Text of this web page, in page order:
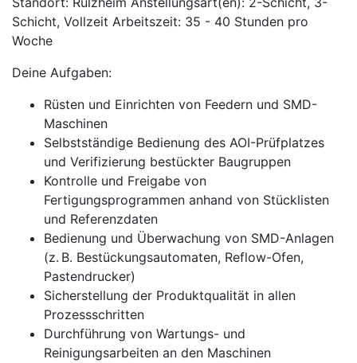
Schicht, Vollzeit Arbeitszeit: 35 - 40 Stunden pro
Woche
Deine Aufgaben:
Rüsten und Einrichten von Feedern und SMD-
Maschinen
Selbstständige Bedienung des AOI-Prüfplatzes
und Verifizierung bestückter Baugruppen
Kontrolle und Freigabe von
Fertigungsprogrammen anhand von Stücklisten
und Referenzdaten
Bedienung und Überwachung von SMD-Anlagen
(z. B. Bestückungsautomaten, Reflow-Ofen,
Pastendrucker)
Sicherstellung der Produktqualität in allen
Prozessschritten
Durchführung von Wartungs- und
Reinigungsarbeiten an den Maschinen